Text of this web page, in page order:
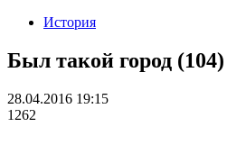
История
Был такой город (104)
28.04.2016 19:15
1262